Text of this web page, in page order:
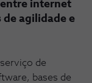
internet
agilidade e
de
bases de